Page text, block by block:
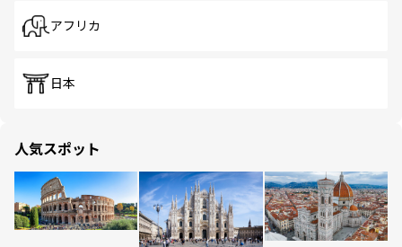
アフリカ
日本
人気スポット